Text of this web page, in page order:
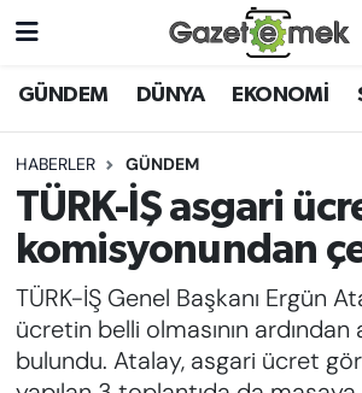
GÜNDEM DÜNYA EKONOMİ
HABERLER GÜNDEM
TÜRK-İŞ asgari
komisyonundan
TÜRK-İŞ Genel Başkanı Ergün
ücretin belli olmasının ardından
bulundu. Atalay, asgari ücret
DÜNYA
EKONOMİ
EMEK HABERLERİ
YENİ MEDYADA EMEK
GAZETECİLİĞİNİ GELİŞTİRMEK
FAYDALI BİLGİLER
Nöbetçi Eczaneler
Hava Durumu
İstanbul Namaz Vakitleri
Trafik Durumu
Süper Lig Puan Durumu ve